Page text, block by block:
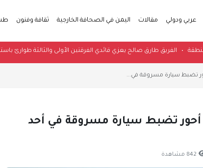
عربي ودولي مقالات اليمن في الصحافة الخارجية ثقافة وفنون
والمنطقة•الفريق طارق صالح يعزي قائدي الفرقتين الأولى
تضبط سيارة مسروقة في...
أحور تضبط سيارة مسروقة في أحد
842 مشاهدة